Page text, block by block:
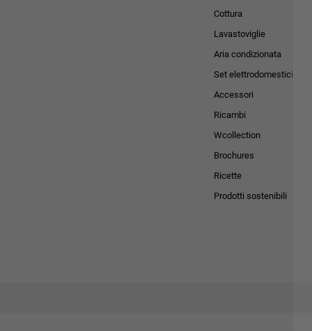
Cottura
Lavastoviglie
Aria condizionata
Set elettrodomestici
Accessori
Ricambi
Wcollection
Brochures
Ricette
Prodotti sostenibili